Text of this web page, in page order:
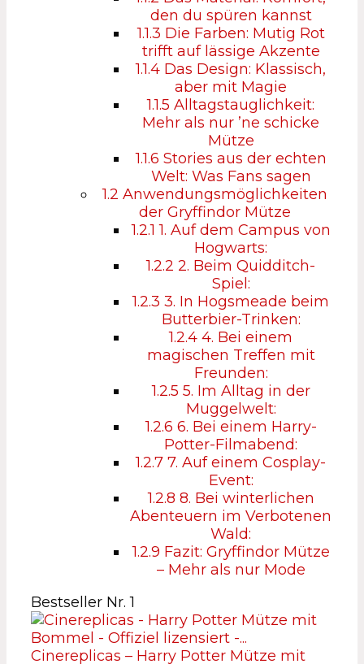
den du spüren kannst
1.1.3 Die Farben: Mutig Rot
trifft auf lässige Akzente
1.1.4 Das Design: Klassisch,
aber mit Magie
1.1.5 Alltagstauglichkeit:
Mehr als nur ’ne schicke
Mütze
1.1.6 Stories aus der echten
Welt: Was Fans sagen
1.2 Anwendungsmöglichkeiten
der Gryffindor Mütze
1.2.1 1. Auf dem Campus von
Hogwarts:
1.2.2 2. Beim Quidditch-
Spiel:
1.2.3 3. In Hogsmeade beim
Butterbier-Trinken:
1.2.4 4. Bei einem
magischen Treffen mit
Freunden:
1.2.5 5. Im Alltag in der
Muggelwelt:
1.2.6 6. Bei einem Harry-
Potter-Filmabend:
1.2.7 7. Auf einem Cosplay-
Event:
1.2.8 8. Bei winterlichen
Abenteuern im Verbotenen
Wald:
1.2.9 Fazit: Gryffindor Mütze
– Mehr als nur Mode
Bestseller Nr. 1
Cinereplicas – Harry Potter Mütze mit